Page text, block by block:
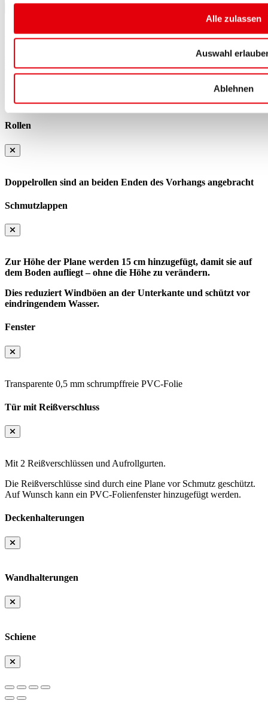
Alle zulassen
Auswahl
Ablehnen
Der innere Ring hat einen Durchmesser von 40 mm.
Dadurch erhöht sich die Planenhöhe um 4 cm. Wenn die
ursprüngliche Höhe der Plane z. B. 200 cm beträgt, beträgt die
Rollen
Doppelrollen sind an beiden Enden des Vorhangs angebracht
Schmutzlappen
Zur Höhe der Plane werden 15 cm hinzugefügt, damit sie auf
dem Boden aufliegt – ohne die Höhe zu verändern.
Dies reduziert Windböen an der Unterkante und schützt vor
eindringendem Wasser.
Fenster
Transparente 0,5 mm schrumpffreie PVC-Folie
Tür mit Reißverschluss
Mit 2 Reißverschlüssen und Aufrollgurten.
Die Reißverschlüsse sind durch eine Plane vor Schmutz geschützt.
Auf Wunsch kann ein PVC-Folienfenster hinzugefügt werden.
Deckenhalterungen
Wandhalterungen
Schiene